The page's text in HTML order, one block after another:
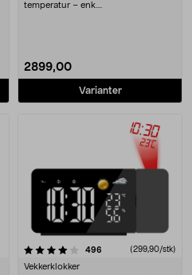
temperatur – enk....
2899,00
Varianter
496 anmeldelser(299,90/stk)
Vekkerklokker